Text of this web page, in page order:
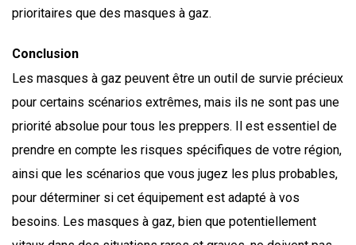
prioritaires que des masques à gaz.
Conclusion
Les masques à gaz peuvent être un outil de survie précieux
pour certains scénarios extrêmes, mais ils ne sont pas une
priorité absolue pour tous les preppers. Il est essentiel de
prendre en compte les risques spécifiques de votre région,
ainsi que les scénarios que vous jugez les plus probables,
pour déterminer si cet équipement est adapté à vos
besoins. Les masques à gaz, bien que potentiellement